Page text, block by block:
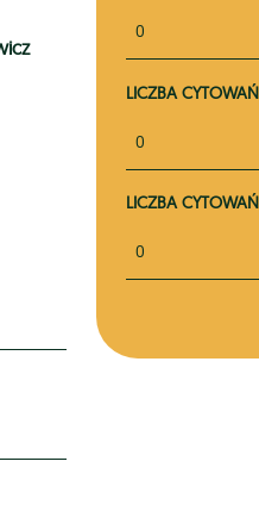
0
LICZBA
0
LICZBA
0